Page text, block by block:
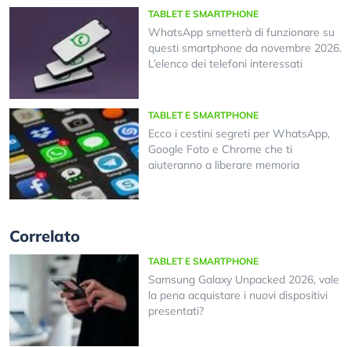
TABLET E SMARTPHONE
WhatsApp smetterà di funzionare su
questi smartphone da novembre 2026.
L’elenco dei telefoni interessati
TABLET E SMARTPHONE
Ecco i cestini segreti per WhatsApp,
Google Foto e Chrome che ti
aiuteranno a liberare memoria
Correlato
TABLET E SMARTPHONE
Samsung Galaxy Unpacked 2026, vale
la pena acquistare i nuovi dispositivi
presentati?